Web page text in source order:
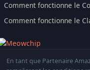
Comment fonctionne le
Comment fonctionne le
En tant que Partenaire